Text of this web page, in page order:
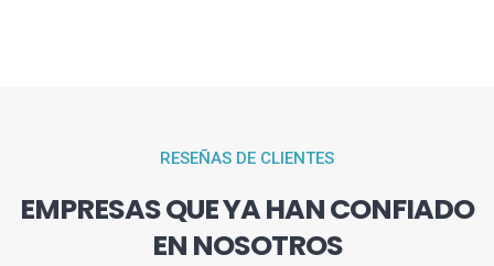
RESEÑAS DE CLIENTES
EMPRESAS QUE YA HAN CONFIADO
EN NOSOTROS